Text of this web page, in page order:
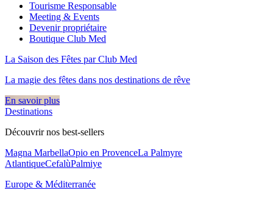
Tourisme Responsable
Meeting & Events
Devenir propriétaire
Boutique Club Med
La Saison des Fêtes par Club Med
La magie des fêtes dans nos destinations de rêve​
En savoir plus
Destinations
Découvrir nos best-sellers
Magna MarbellaOpio en ProvenceLa Palmyre
AtlantiqueCefalùPalmiye
Europe & Méditerranée